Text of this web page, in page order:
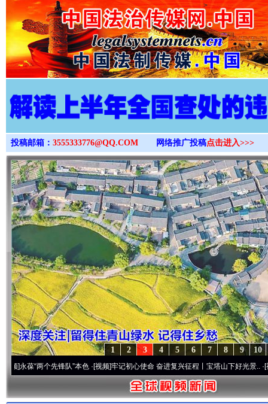
>
投稿邮箱： 3555333776@QQ.COM 网络推广投稿点击进入>>>
10
9
8
7
6
5
4
3
2
1
“两个先锋队”本色·[视频]牢记初心使命 奋进复兴征程丨宝塔山下好光景..·[视频]因